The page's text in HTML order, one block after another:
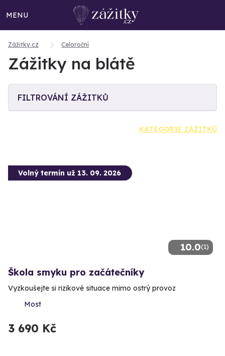
MENU
Zážitky.cz Celoroční
Zážitky na blátě
FILTROVÁNÍ ZÁŽITKŮ
KATEGORIE ZÁŽITKŮ
10.0(1)
Volný termín už 13. 09. 2026
Škola smyku pro začátečníky
Vyzkoušejte si rizikové situace mimo ostrý provoz
Most
3 690 Kč